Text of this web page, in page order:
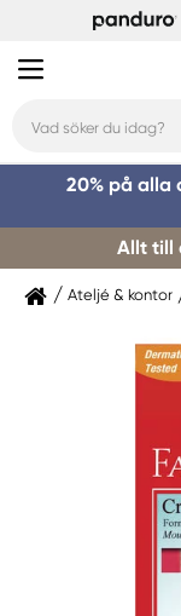
20% på alla
Allt till
Ateljé & kontor